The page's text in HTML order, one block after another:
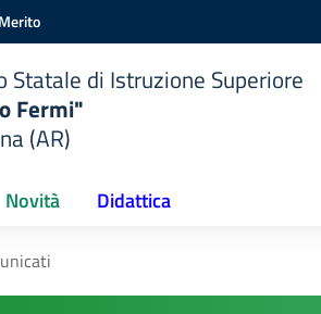
Statale di Istruzione Superiore
Fermi"
(AR)
Novità Didattica